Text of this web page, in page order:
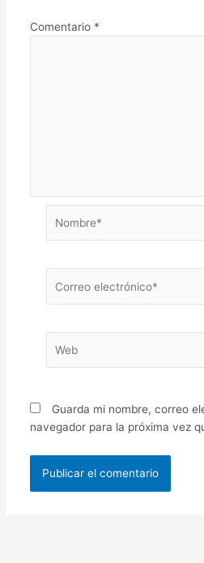
Comentario *
electrónico*
Guarda mi nombre, correo
navegador para la próxima vez